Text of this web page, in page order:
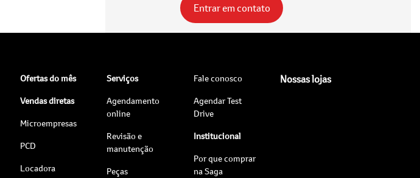
Entrar em contato
Ofertas do mês
Vendas diretas
Microempresas
PCD
Locadora
Serviços
Agendamento
online
Revisão e
manutenção
Peças
Fale conosco
Agendar Test
Drive
Institucional
Por que comprar
na Saga
Nossas lojas